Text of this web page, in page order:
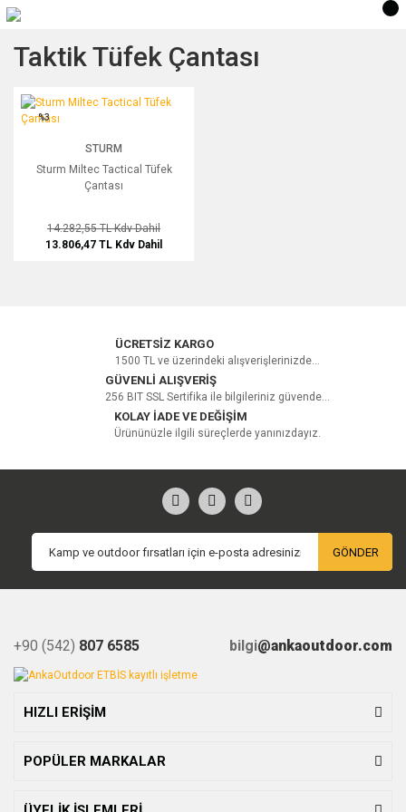
Taktik Tüfek Çantası
Sturm Miltec Tactical Tüfek Çantası
%3
STURM
Sturm Miltec Tactical Tüfek
Çantası
14.282,55 TLKdv Dahil
13.806,47 TL Kdv Dahil
ÜCRETSİZ KARGO
1500 TL ve üzerindeki alışverişlerinizde...
GÜVENLİ ALIŞVERİŞ
256 BIT SSL Sertifika ile bilgileriniz güvende...
KOLAY İADE VE DEĞİŞİM
Ürününüzle ilgili süreçlerde yanınızdayız.
GÖNDER
+90 (542) 807 6585 bilgi@ankaoutdoor.com
HIZLI ERİŞİM
POPÜLER MARKALAR